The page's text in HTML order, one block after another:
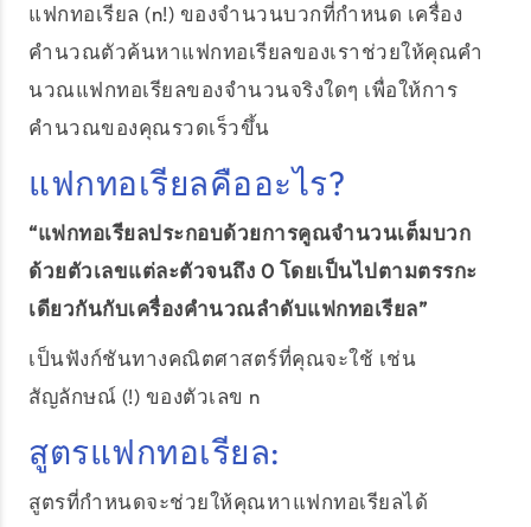
แฟกทอเรียล (n!) ของจำนวนบวกที่กำหนด เครื่อง
คำนวณตัวค้นหาแฟกทอเรียลของเราช่วยให้คุณคำ
นวณแฟกทอเรียลของจำนวนจริงใดๆ เพื่อให้การ
คำนวณของคุณรวดเร็วขึ้น
แฟกทอเรียลคืออะไร?
“แฟกทอเรียลประกอบด้วยการคูณจำนวนเต็มบวก
ด้วยตัวเลขแต่ละตัวจนถึง 0 โดยเป็นไปตามตรรกะ
เดียวกันกับเครื่องคำนวณลำดับแฟกทอเรียล”
เป็นฟังก์ชันทางคณิตศาสตร์ที่คุณจะใช้ เช่น
สัญลักษณ์ (!) ของตัวเลข n
สูตรแฟกทอเรียล:
สูตรที่กำหนดจะช่วยให้คุณหาแฟกทอเรียลได้